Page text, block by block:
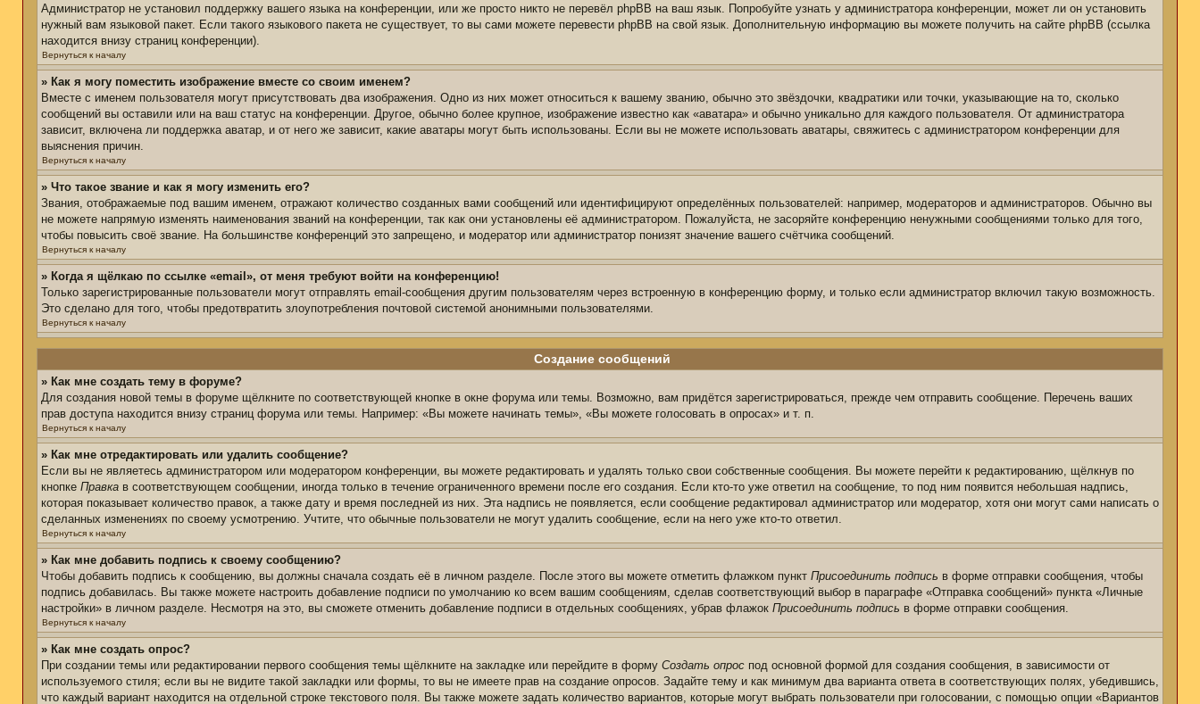
Администратор не установил поддержку вашего языка на конференции, или же просто никто не перевёл phpBB на ваш язык. Попробуйте узнать у администратора конференции, может ли он установить
нужный вам языковой пакет. Если такого языкового пакета не существует, то вы сами можете перевести phpBB на свой язык. Дополнительную информацию вы можете получить на сайте phpBB (ссылка
находится внизу страниц конференции).
Вернуться к началу
» Как я могу поместить изображение вместе со своим именем?
Вместе с именем пользователя могут присутствовать два изображения. Одно из них может относиться к вашему званию, обычно это звёздочки, квадратики или точки, указывающие на то, сколько
сообщений вы оставили или на ваш статус на конференции. Другое, обычно более крупное, изображение известно как «аватара» и обычно уникально для каждого пользователя. От администратора
зависит, включена ли поддержка аватар, и от него же зависит, какие аватары могут быть использованы. Если вы не можете использовать аватары, свяжитесь с администратором конференции для
выяснения причин.
Вернуться к началу
» Что такое звание и как я могу изменить его?
Звания, отображаемые под вашим именем, отражают количество созданных вами сообщений или идентифицируют определённых пользователей: например, модераторов и администраторов. Обычно вы
не можете напрямую изменять наименования званий на конференции, так как они установлены её администратором. Пожалуйста, не засоряйте конференцию ненужными сообщениями только для того,
чтобы повысить своё звание. На большинстве конференций это запрещено, и модератор или администратор понизят значение вашего счётчика сообщений.
Вернуться к началу
» Когда я щёлкаю по ссылке «email», от меня требуют войти на конференцию!
Только зарегистрированные пользователи могут отправлять email-сообщения другим пользователям через встроенную в конференцию форму, и только если администратор включил такую возможность.
Это сделано для того, чтобы предотвратить злоупотребления почтовой системой анонимными пользователями.
Вернуться к началу
Создание сообщений
» Как мне создать тему в форуме?
Для создания новой темы в форуме щёлкните по соответствующей кнопке в окне форума или темы. Возможно, вам придётся зарегистрироваться, прежде чем отправить сообщение. Перечень ваших
прав доступа находится внизу страниц форума или темы. Например: «Вы можете начинать темы», «Вы можете голосовать в опросах» и т. п.
Вернуться к началу
» Как мне отредактировать или удалить сообщение?
Если вы не являетесь администратором или модератором конференции, вы можете редактировать и удалять только свои собственные сообщения. Вы можете перейти к редактированию, щёлкнув по
кнопке Правка в соответствующем сообщении, иногда только в течение ограниченного времени после его создания. Если кто-то уже ответил на сообщение, то под ним появится небольшая надпись,
которая показывает количество правок, а также дату и время последней из них. Эта надпись не появляется, если сообщение редактировал администратор или модератор, хотя они могут сами написать о
сделанных изменениях по своему усмотрению. Учтите, что обычные пользователи не могут удалить сообщение, если на него уже кто-то ответил.
Вернуться к началу
» Как мне добавить подпись к своему сообщению?
Чтобы добавить подпись к сообщению, вы должны сначала создать её в личном разделе. После этого вы можете отметить флажком пункт Присоединить подпись в форме отправки сообщения, чтобы
подпись добавилась. Вы также можете настроить добавление подписи по умолчанию ко всем вашим сообщениям, сделав соответствующий выбор в параграфе «Отправка сообщений» пункта «Личные
настройки» в личном разделе. Несмотря на это, вы сможете отменить добавление подписи в отдельных сообщениях, убрав флажок Присоединить подпись в форме отправки сообщения.
Вернуться к началу
» Как мне создать опрос?
При создании темы или редактировании первого сообщения темы щёлкните на закладке или перейдите в форму Создать опрос под основной формой для создания сообщения, в зависимости от
используемого стиля; если вы не видите такой закладки или формы, то вы не имеете прав на создание опросов. Задайте тему и как минимум два варианта ответа в соответствующих полях, убедившись,
что каждый вариант находится на отдельной строке текстового поля. Вы также можете задать количество вариантов, которые могут выбрать пользователи при голосовании, с помощью опции «Вариантов